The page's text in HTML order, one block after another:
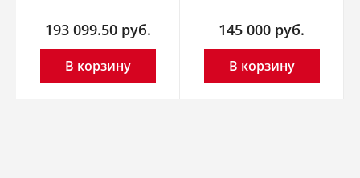
193 099.50 руб.
В корзину
145 000 руб.
В корзину